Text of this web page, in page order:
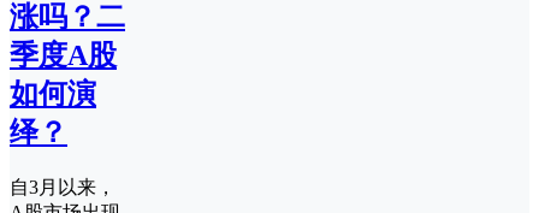
涨吗？二
季度A股
如何演
绎？
自3月以来，